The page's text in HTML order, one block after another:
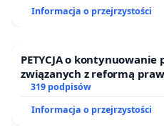
zwierząt w gminie
zniszczy siedliska
zwierząt.
Około 2 km od tych
Informacja o przejrzystości
PETYCJA o
związanych z reformą
319 podpisów
Informacja o przejrzystości